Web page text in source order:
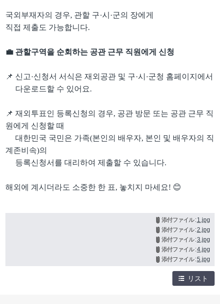
국외부재자의 경우, 관할 구·시 ·군의 장에게
직접 제출도 가능합니다.
💼 관할구역을 순회하는 공관 근무 직원에게 신청
📌 신고·신청서 서식은 재외공관 및 구·시 ·군청 홈페이지에서
다운로드할 수 있어요.
📌재외투표인 등록신청의 경우, 공관 방문 또는 공관 근무 직
원에게 신청할 때
대한민국 국민은 가족(본인의 배우자, 본인 및 배우자의 직
계존비속)의
등록신청서를 대리하여 제출할 수 있습니다.
해외에 계시더라도 소중한 한 표, 놓치지 마세요! 😊
添付ファイル :1.jpg
添付ファイル :2.jpg
添付ファイル :3.jpg
添付ファイル :4.jpg
添付ファイル :5.jpg
リスト